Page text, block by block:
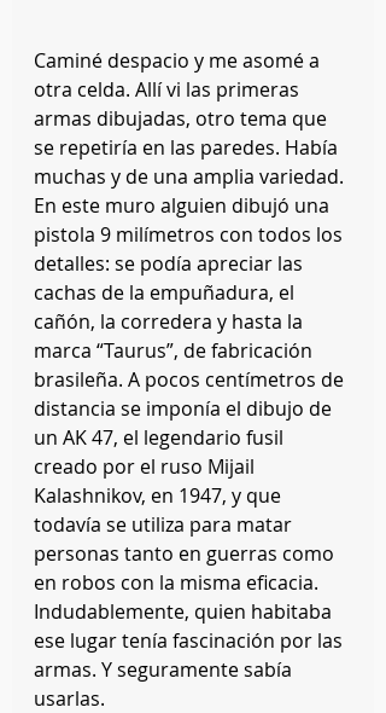
Caminé despacio y me asomé a
otra celda. Allí vi las primeras
armas dibujadas, otro tema que
se repetiría en las paredes. Había
muchas y de una amplia variedad.
En este muro alguien dibujó una
pistola 9 milímetros con todos los
detalles: se podía apreciar las
cachas de la empuñadura, el
cañón, la corredera y hasta la
marca “Taurus”, de fabricación
brasileña. A pocos centímetros de
distancia se imponía el dibujo de
un AK 47, el legendario fusil
creado por el ruso Mijail
Kalashnikov, en 1947, y que
todavía se utiliza para matar
personas tanto en guerras como
en robos con la misma eficacia.
Indudablemente, quien habitaba
ese lugar tenía fascinación por las
armas. Y seguramente sabía
usarlas.